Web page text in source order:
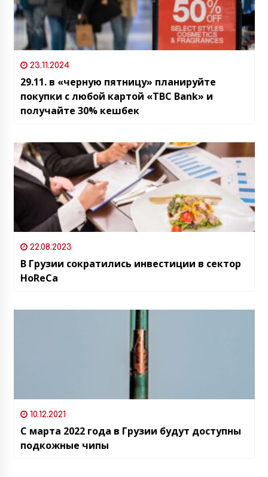
23.11.2024
29.11. в «черную пятницу» планируйте
покупки с любой картой «TBC Bank» и
получайте 30% кешбек
22.08.2023
В Грузии сократились инвестиции в сектор
HoReCa
10.12.2021
С марта 2022 года в Грузии будут доступны
подкожные чипы